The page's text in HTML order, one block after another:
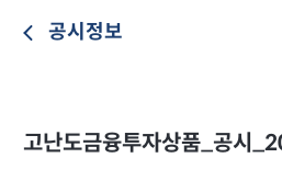
공시정보
고난도금융투자상품_공시